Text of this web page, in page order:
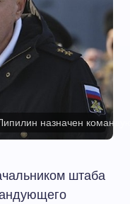
назначен
штаба